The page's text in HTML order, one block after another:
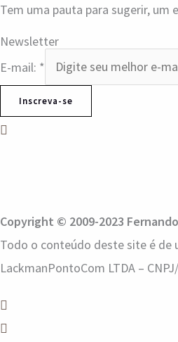
Tem uma pauta para sugerir, um
Newsletter
E-mail: *
Inscreva-se
Copyright © 2009-2023
Todo o conteúdo deste site é de
LackmanPontoCom LTDA –